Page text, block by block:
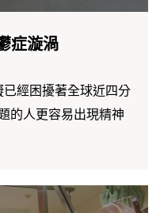
症漩渦
經困擾著全球近四分
的人更容易出現精神